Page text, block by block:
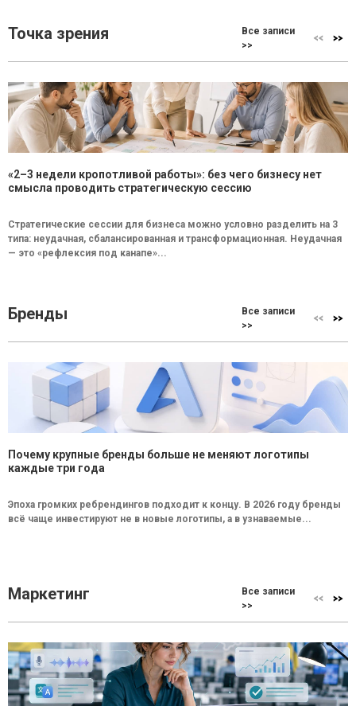
Точка зрения
Все записи
>>
«2–3 недели кропотливой работы»: без чего бизнесу нет
смысла проводить стратегическую сессию
Стратегические сессии для бизнеса можно условно разделить на 3
типа: неудачная, сбалансированная и трансформационная. Неудачная
— это «рефлексия под канапе»...
Бренды
Все записи
>>
Почему крупные бренды больше не меняют логотипы
каждые три года
Эпоха громких ребрендингов подходит к концу. В 2026 году бренды
всё чаще инвестируют не в новые логотипы, а в узнаваемые...
Маркетинг
Все записи
>>